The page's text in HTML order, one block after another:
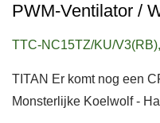
PWM-Ventilator /
TTC-NC15TZ/KU/
TITAN Er komt nog een
Monsterlijke Koelwolf -